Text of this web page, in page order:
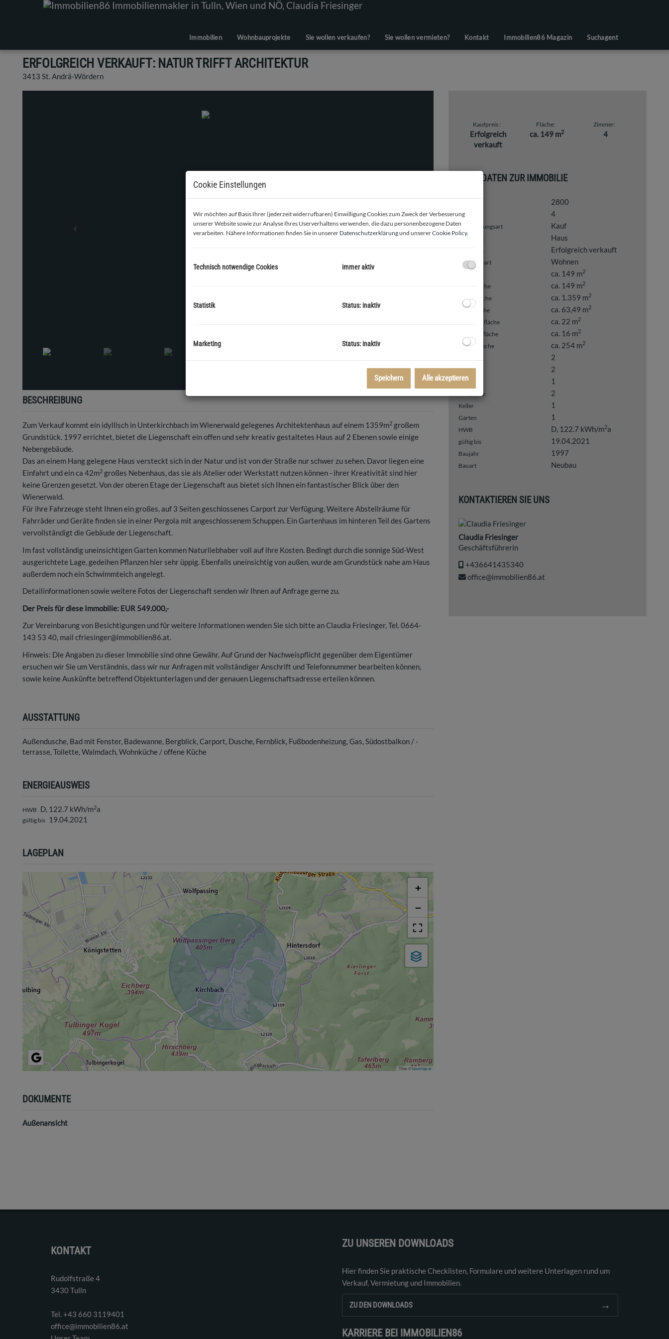
Immobilien Wohnbauprojekte Sie wollen verkaufen? Sie wollen vermieten? Kontakt Immobilien86 Magazin Suchagent
ERFOLGREICH VERKAUFT: NATUR TRIFFT ARCHITEKTUR
3413 St. Andrä-Wördern
BESCHREIBUNG
Zum Verkauf kommt ein idyllisch in Unterkirchbach im Wienerwald gelegenes Architektenhaus auf einem 1359m2 großem
Grundstück. 1997 errichtet, bietet die Liegenschaft ein offen und sehr kreativ gestaltetes Haus auf 2 Ebenen sowie einige
Nebengebäude.
Das an einem Hang gelegene Haus versteckt sich in der Natur und ist von der Straße nur schwer zu sehen. Davor liegen eine
Einfahrt und ein ca 42m2 großes Nebenhaus, das sie als Atelier oder Werkstatt nutzen können - ihrer Kreativität sind hier
keine Grenzen gesetzt. Von der oberen Etage der Liegenschaft aus bietet sich Ihnen ein fantastischer Blick über den
Wienerwald.
Für ihre Fahrzeuge steht Ihnen ein großes, auf 3 Seiten geschlossenes Carport zur Verfügung. Weitere Abstellräume für
Fahrräder und Geräte finden sie in einer Pergola mit angeschlossenem Schuppen. Ein Gartenhaus im hinteren Teil des Gartens
vervollständigt die Gebäude der Liegenschaft.
Im fast vollständig uneinsichtigen Garten kommen Naturliebhaber voll auf ihre Kosten. Bedingt durch die sonnige Süd-West
ausgerichtete Lage, gedeihen Pflanzen hier sehr üppig. Ebenfalls uneinsichtig von außen, wurde am Grundstück nahe am Haus
außerdem noch ein Schwimmteich angelegt.
Detailinformationen sowie weitere Fotos der Liegenschaft senden wir Ihnen auf Anfrage gerne zu.
Der Preis für diese Immobilie: EUR 549.000,-
Zur Vereinbarung von Besichtigungen und für weitere Informationen wenden Sie sich bitte an Claudia Friesinger, Tel. 0664-
143 53 40, mail cfriesinger@immobilien86.at.
Hinweis: Die Angaben zu dieser Immobilie sind ohne Gewähr. Auf Grund der Nachweispflicht gegenüber dem Eigentümer
ersuchen wir Sie um Verständnis, dass wir nur Anfragen mit vollständiger Anschrift und Telefonnummer bearbeiten können,
sowie keine Auskünfte betreffend Objektunterlagen und der genauen Liegenschaftsadresse erteilen können.
AUSSTATTUNG
Außendusche Bad mit Fenster Badewanne Bergblick Carport Dusche Fernblick Fußbodenheizung Gas Südostbalkon / -
terrasse Toilette Walmdach Wohnküche / offene Küche
ENERGIEAUSWEIS
HWB D, 122.7 kWh/m2a
gültig bis 19.04.2021
LAGEPLAN
+
−
Tiles ©basemap.at
DOKUMENTE
Außenansicht
Kaufpreis
Erfolgreich
verkauft
Fläche
ca. 149 m2
Zimmer
4
BASISDATEN ZUR IMMOBILIE
2800
Zimmer 4
Vermarktungsart Kauf
Objektart Haus
Kaufpreis Erfolgreich verkauft
Nutzungsart Wohnen
ca. 149 m2
Wohnfläche ca. 149 m2
Grundfläche ca. 1.359 m2
Kellerfläche ca. 63,49 m2
Terrassenfläche ca. 22 m2
Stellplatzfläche ca. 16 m2
Gesamtfläche ca. 254 m2
2
WC 2
Terrassen 1
Stellplätze 2
Keller 1
Gärten 1
HWB D, 122.7 kWh/m2a
gültig bis 19.04.2021
Baujahr 1997
Bauart Neubau
KONTAKTIEREN SIE UNS
Claudia Friesinger
Geschäftsführerin
+436641435340
office@immobilien86.at
KONTAKT
Rudolfstraße 4
3430 Tulln
Tel. ‭+43 660 3119401‬
office@immobilien86.at
ZU UNSEREN DOWNLOADS
Hier finden Sie praktische Checklisten, Formulare und weitere Unterlagen rund um
Verkauf, Vermietung und Immobilien.
ZU DEN DOWNLOADS →
KARRIERE BEI IMMOBILIEN86
Cookie Einstellungen
Wir möchten auf Basis Ihrer (jederzeit widerrufbaren) Einwilligung Cookies zum Zweck der Verbesserung
unserer Website sowie zur Analyse Ihres Userverhaltens verwenden, die dazu personenbezogene Daten
verarbeiten. Nähere Informationen finden Sie in unserer Datenschutzerklärungund unsererCookie Policy.
Technisch notwendige Cookies immer aktiv
Statistik Status: inaktiv
Marketing Status: inaktiv
Speichern Alle akzeptieren